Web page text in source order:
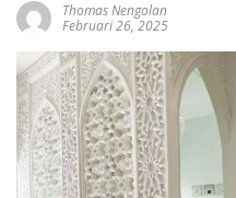
Thomas Nengolan
Februari 26, 2025